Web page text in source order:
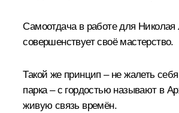
Самоотдача в работе для Николая
совершенствует своё мастерство.
Такой же принцип – не жалеть
парка – с гордостью называют в
живую связь времён.